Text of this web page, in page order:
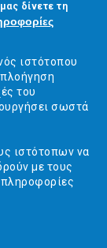
δίνετε τη
ιστότοπου
του
σωστά
ιστότοπων να
με τους